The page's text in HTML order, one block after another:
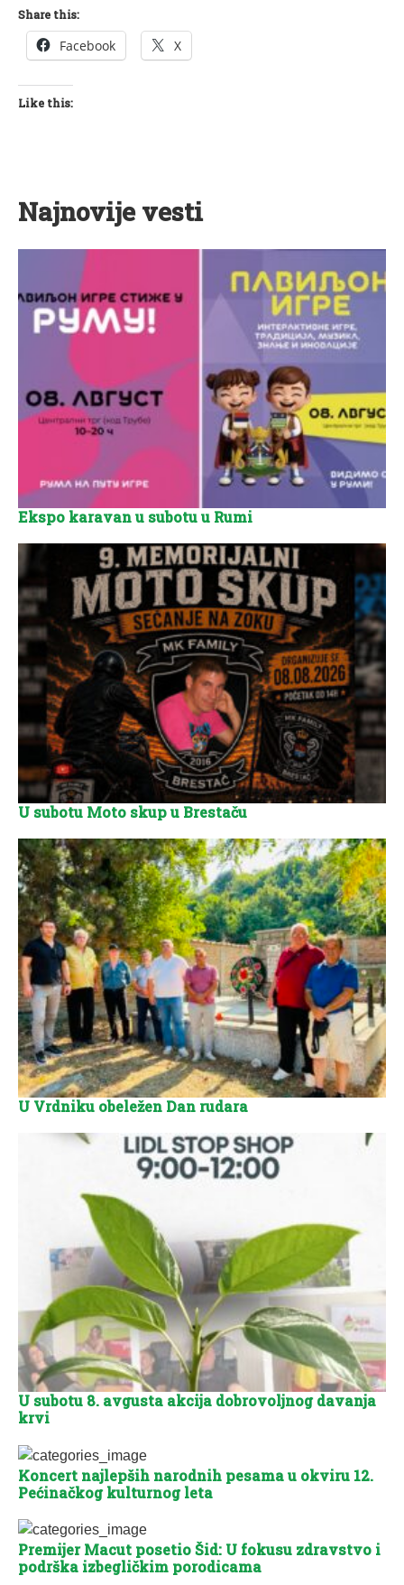
Share this:
Facebook X
Like this:
Najnovije vesti
Ekspo karavan u subotu u Rumi
U subotu Moto skup u Brestaču
U Vrdniku obeležen Dan rudara
U subotu 8. avgusta akcija dobrovoljnog davanja
krvi
Koncert najlepših narodnih pesama u okviru 12.
Pećinačkog kulturnog leta
Premijer Macut posetio Šid: U fokusu zdravstvo i
podrška izbegličkim porodicama